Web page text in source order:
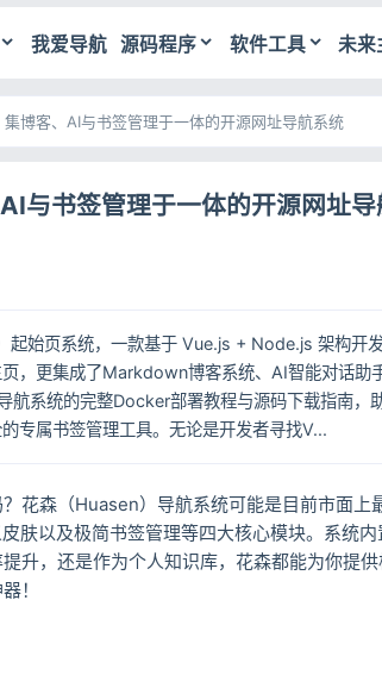
我爱导航 源码程序 软件工具 未来
博客、AI与书签管理于一体的开源网址导航系统
与书签管理于一体的开源网址导
起始页系统，一款基于 Vue.js + Node.js 架构开
，更集成了Markdown博客系统、AI智能对话助
航系统的完整Docker部署教程与源码下载指南，
专属书签管理工具。无论是开发者寻找V...
花森（Huasen）导航系统可能是目前市面上
肤以及极简书签管理等四大核心模块。系统
升，还是作为个人知识库，花森都能为你提
！